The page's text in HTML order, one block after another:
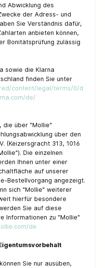
Abwicklung des
der Adress- und
Sie Verständnis dafür,
anbieten können,
Bonitätsprüfung zulässig
sowie die Klarna
finden Sie unter
content/legal/terms/0/d
de/
die über "Mollie"
über den
(Keizersgracht 313, 1016
Die einzelnen
Ihnen unter einer
auf unserer
Bestellvorgang angezeigt.
sich "Mollie" weiterer
hierfür besondere
Sie auf diese
Informationen zu "Mollie"
de
Sie nur ausüben,